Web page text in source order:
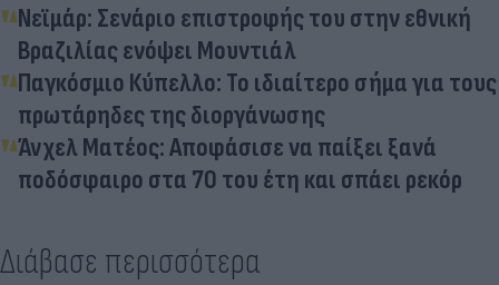
Νεϊμάρ: Σενάριο επιστροφής του στην εθνική
Βραζιλίας ενόψει Μουντιάλ
Παγκόσμιο Κύπελλο: Το ιδιαίτερο σήμα για τους
πρωτάρηδες της διοργάνωσης
Άνχελ Ματέος: Αποφάσισε να παίξει ξανά
ποδόσφαιρο στα 70 του έτη και σπάει ρεκόρ
Διάβασε περισσότερα